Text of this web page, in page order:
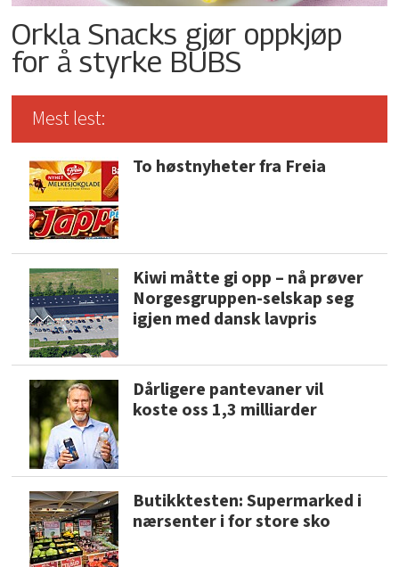
Orkla Snacks gjør oppkjøp
for å styrke BUBS
Mest lest:
To høstnyheter fra Freia
Kiwi måtte gi opp – nå prøver
Norgesgruppen-selskap seg
igjen med dansk lavpris
Dårligere pantevaner vil
koste oss 1,3 milliarder
Butikktesten: Supermarked i
nærsenter i for store sko